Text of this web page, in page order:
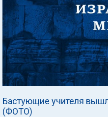
Бастующие учителя
(ФОТО)